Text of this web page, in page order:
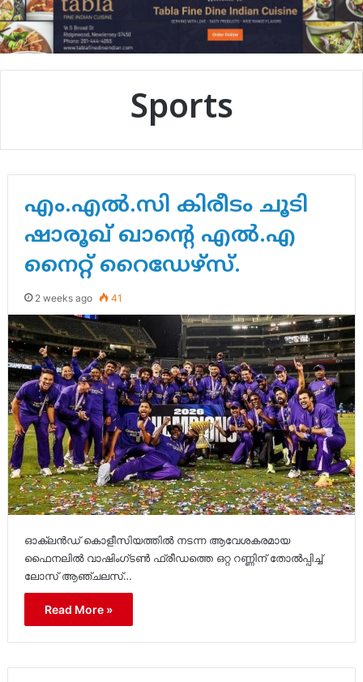
Sports
എം.എൽ.സി കിരീടം ചൂടി
ഷാരൂഖ് ഖാന്റെ എൽ.എ
നൈറ്റ് റൈഡേഴ്സ്.
2 weeks ago 41
ഓക്‌ലൻഡ് കൊളീസിയത്തിൽ നടന്ന ആവേശകരമായ
ഫൈനലിൽ വാഷിംഗ്ടൺ ഫ്രീഡത്തെ ഒറ്റ റണ്ണിന് തോൽപ്പിച്ച്
ലോസ് ആഞ്ചലസ്…
Read More »